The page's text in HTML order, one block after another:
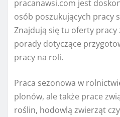
pracanawsi.com jest
osób poszukujących pracy
Znajdują się tu oferty pracy
porady dotyczące
pracy na roli.
Praca sezonowa w
plonów, ale także prace
roślin, hodowlą zwierząt